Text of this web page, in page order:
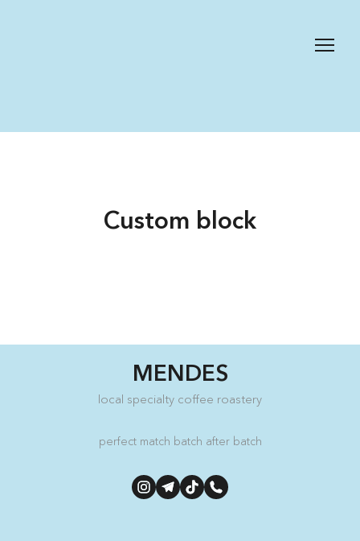
Custom block
MENDES
local specialty coffee roastery
perfect match batch after batch